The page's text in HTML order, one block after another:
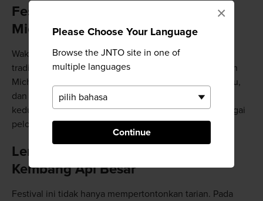
Please Choose Your Language
Browse the JNTO site in one of
multiple languages
Continue
×
Festival Seni Pertunjukan
Michinoku
Waktu terbaik untuk menonton Onikenbai dan tarian
tradisional lain adalah selama Festival Seni Pertunjukan
Michinoku. Festival ini diadakan pada hari Jumat, Sabtu,
dan Minggu pertama pada bulan Agustus. Pada hari
kedua festival, lebih dari 100 tim tari datang dari berbagai
pelosok Tohoku untuk tampil di jalan-jalan Kitakami.
Lentera Mengambang dan
Kembang Api Besar
Festival ini tidak hanya mempertontonkan tarian. Pada